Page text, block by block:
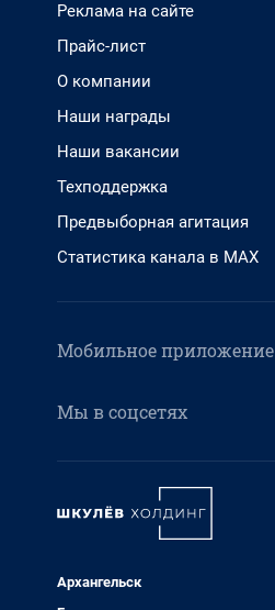
Реклама на сайте
Прайс-лист
О компании
Наши награды
Наши вакансии
Техподдержка
Предвыборная агитация
Статистика канала в MAX
Мобильное приложение
Мы в соцсетях
Архангельск